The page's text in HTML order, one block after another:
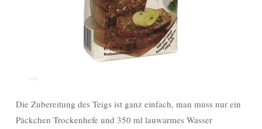
Die Zubereitung des Teigs ist ganz einfach, man muss nur ein
Päckchen Trockenhefe und 350 ml lauwarmes Wasser